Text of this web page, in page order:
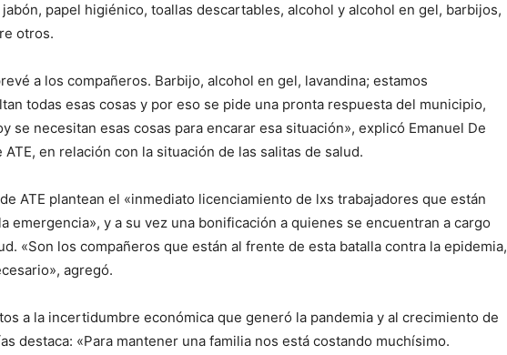
papel higiénico, toallas descartables, alcohol y alcohol en gel, barbijos,
otros.
a los compañeros. Barbijo, alcohol en gel, lavandina; estamos
todas esas cosas y por eso se pide una pronta respuesta del municipio,
se necesitan esas cosas para encarar esa situación», explicó Emanuel De
ATE, en relación con la situación de las salitas de salud.
ATE plantean el «inmediato licenciamiento de lxs trabajadores que están
emergencia», y a su vez una bonificación a quienes se encuentran a cargo
«Son los compañeros que están al frente de esta batalla contra la epidemia,
agregó.
a la incertidumbre económica que generó la pandemia y al crecimiento de
destaca: «Para mantener una familia nos está costando muchísimo.